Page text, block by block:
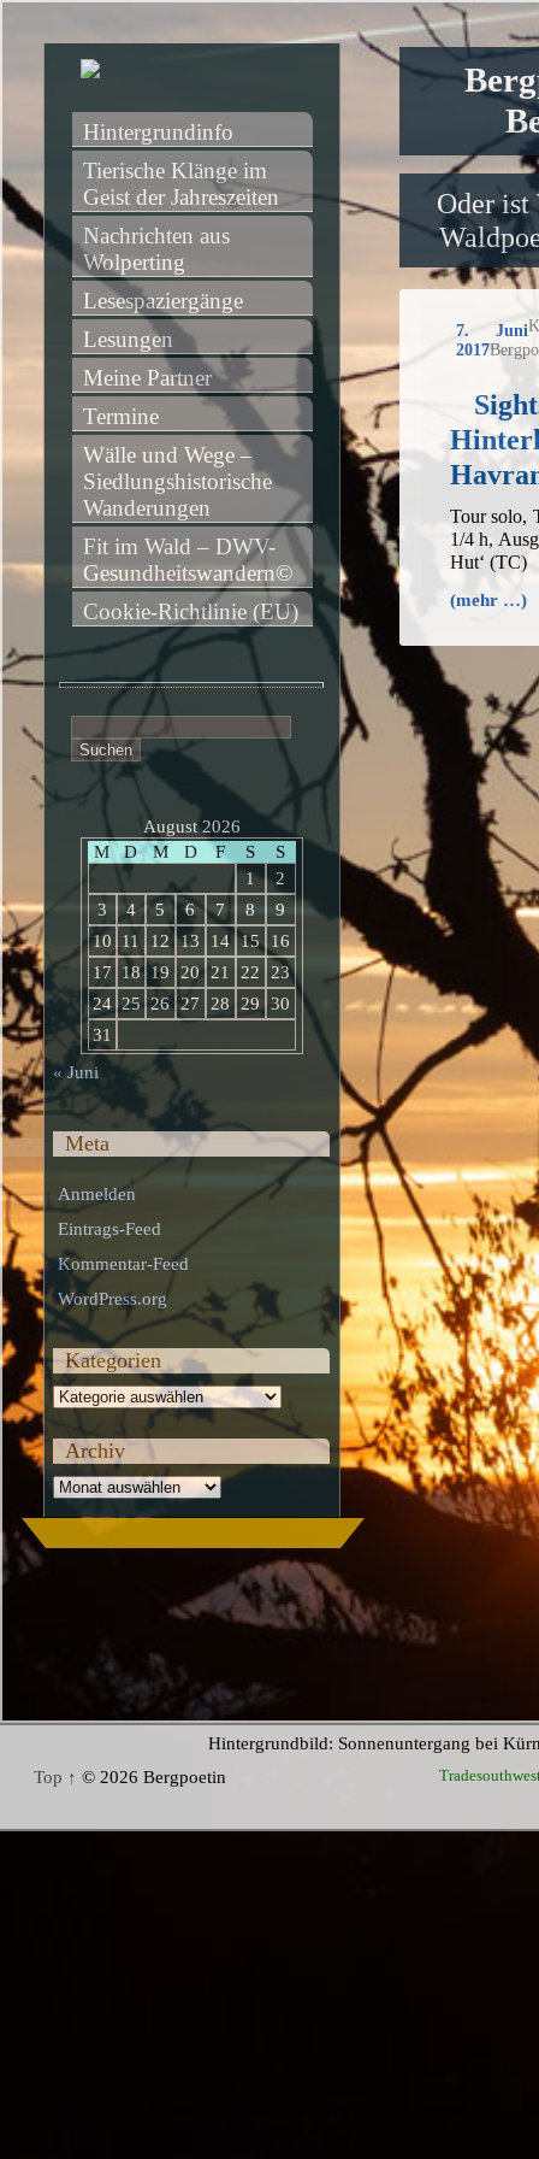
Oder ist
7. Juni
2017
Tour solo,
1/4 h,
Hut‘ (TC)
(mehr …)
Hintergrundinfo
Tierische Klänge im
Geist der Jahreszeiten
Nachrichten aus
Wolperting
Lesespaziergänge
Lesungen
Meine Partner
Termine
Wälle und Wege –
Siedlungshistorische
Wanderungen
Fit im Wald – DWV-
Gesundheitswandern©
Cookie-Richtlinie (EU)
nach:
August 2026
M
D M D F S
S
1
2
3
4 5 6 7 8
9
10
11 12 13 14 15
16
17
18 19 20 21 22
23
24 25 26 27 28 29
30
31
« Juni
Meta
Anmelden
Eintrags-Feed
Kommentar-Feed
WordPress.org
Kategorien
Kategorien
Archiv
Archiv
Hintergrundbild: Sonnenuntergang bei
Top ↑ © 2026 Bergpoetin